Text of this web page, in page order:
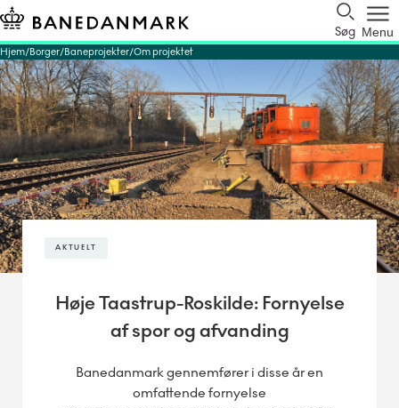
Søg Menu
Hjem Borger Baneprojekter Om projektet
AKTUELT
Høje Taastrup-Roskilde: Fornyelse
af spor og afvanding
Banedanmark gennemfører i disse år en
omfattende fornyelse